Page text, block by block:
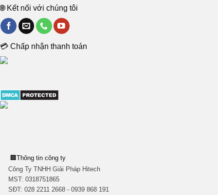
🌐 Kết nối với chúng tôi
💳 Chấp nhận thanh toán
🏢 Thông tin công ty
Công Ty TNHH Giải Pháp Hitech
MST: 0318751865
SĐT: 028 2211 2668 - 0939 868 191